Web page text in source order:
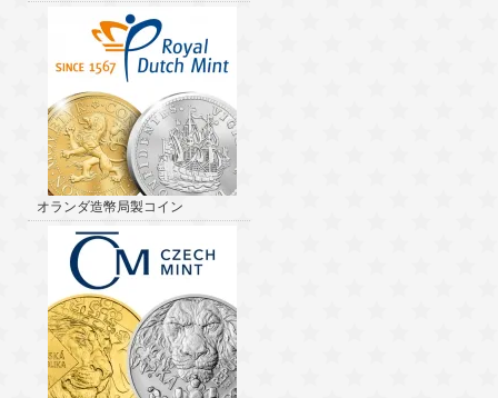
オランダ造幣局製コイン